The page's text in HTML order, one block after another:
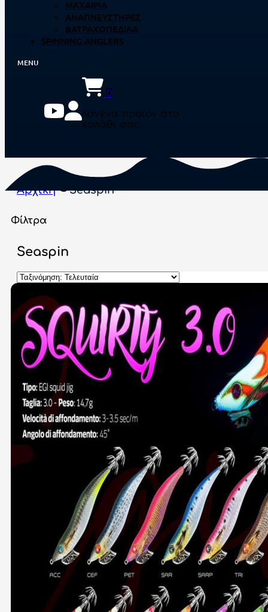
ΜΑΧΑΊΡΙΑ
ΑΝΑΠΝΕΥΣΤΉΡΕΣ
ΒΑΤΡΑΧΟΠΈΔΙΛΑ
SPINNING ANGLERS
0
Κανένα προϊόν στο
καλάθι σας.
Αρχική Seaspin
Φίλτρα
Seaspin